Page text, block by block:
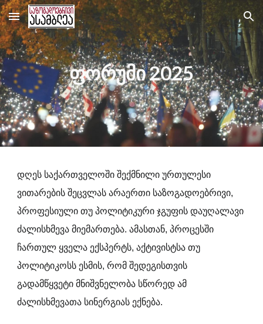
Skip to main content Skip to navigation
ფორუმი 2025
დღეს საქართველოში შექმნილი ურთულესი
ვითარების შეცვლას არაერთი საზოგადოებრივი,
პროფესიული თუ პოლიტიკური ჯგუფის დაუღალავი
ძალისხმევა მიემართება. ამასთან, პროცესში
ჩართულ ყველა ექსპერტს, აქტივისტსა თუ
პოლიტიკოსს ესმის, რომ შედეგისთვის
გადამწყვეტი მნიშვნელობა სწორედ ამ
ძალისხმევათა სინერგიას ექნება.